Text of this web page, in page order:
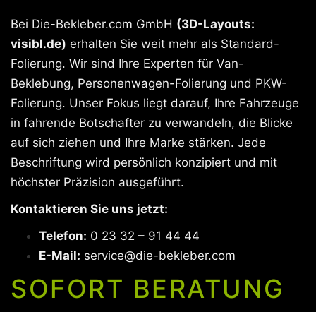
Bei Die-Bekleber.com GmbH (3D-Layouts:
visibl.de) erhalten Sie weit mehr als Standard-
Folierung. Wir sind Ihre Experten für Van-
Beklebung, Personenwagen-Folierung und PKW-
Folierung. Unser Fokus liegt darauf, Ihre Fahrzeuge
in fahrende Botschafter zu verwandeln, die Blicke
auf sich ziehen und Ihre Marke stärken. Jede
Beschriftung wird persönlich konzipiert und mit
höchster Präzision ausgeführt.
Kontaktieren Sie uns jetzt:
Telefon: 0 23 32 – 91 44 44
E-Mail: service@die-bekleber.com
SOFORT BERATUNG